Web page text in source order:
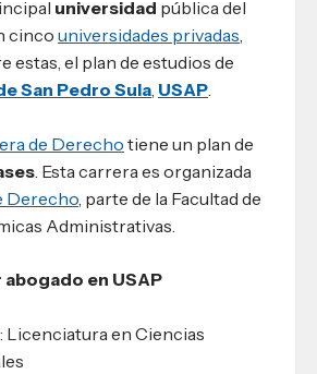
universidad pública del
cinco universidades privadas
estas, el plan de estudios de
San Pedro Sula USAP
de Derecho tiene un plan de
. Esta carrera es organizada
Derecho , parte de la Facultad de
Administrativas.
abogado en USAP
Licenciatura en Ciencias